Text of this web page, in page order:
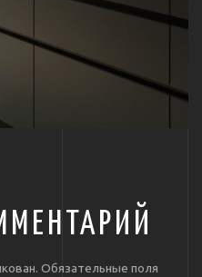
Обязательные поля